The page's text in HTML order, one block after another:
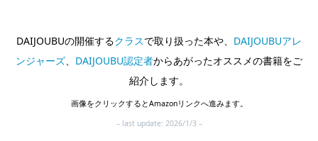
DAIJOUBUの開催するクラスで取り扱った本や、 DAIJOUBUアレ
ンジャーズ、 DAIJOUBU認定者からあがったオススメの書籍をご
紹介します。
画像をクリックするとAmazonリンクへ進みます。
– last update: 2026/1/3 –